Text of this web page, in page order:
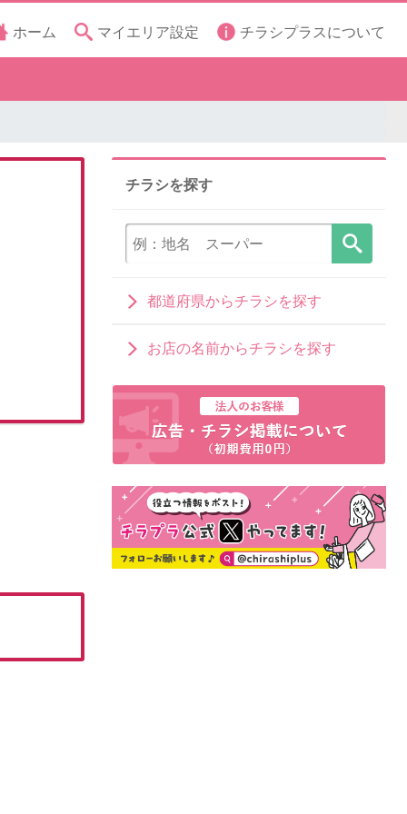
ホーム マイエリア設定 チラシプラスについて
チラシを探す
都道府県からチラシを探す
お店の名前からチラシを探す